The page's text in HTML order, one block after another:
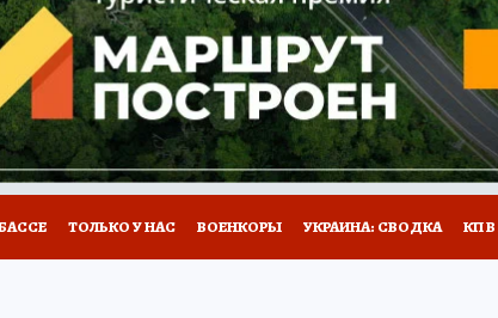
КОНКУРСЫ РАБОТА У НАС ГИД
ТОЛЬКО У НАС ВОЕНКОРЫ УКРАИНА: СВОДКА КП